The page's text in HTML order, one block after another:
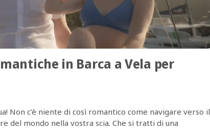
in Barca a Vela per
Non c’è niente di così romantico come navigare verso il
del mondo nella vostra scia. Che si tratti di una